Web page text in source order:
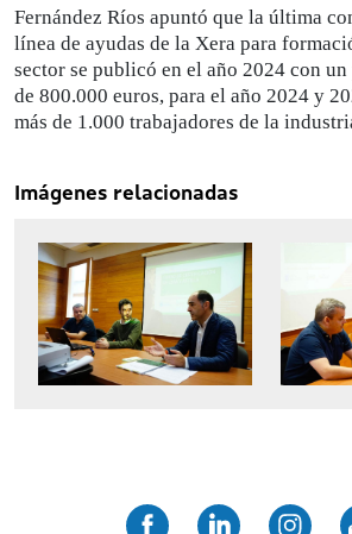
Fernández Ríos apuntó que la última
línea de ayudas de la Xera para
sector se publicó en el año 2024 con
de 800.000 euros, para el año 2024 y
más de 1.000 trabajadores de la
Imágenes relacionadas